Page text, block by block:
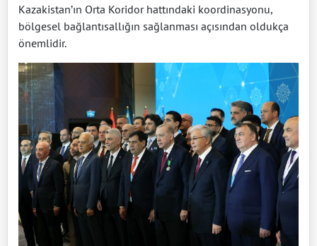
Kazakistan’ın Orta Koridor hattındaki koordinasyonu,
bölgesel bağlantısallığın sağlanması açısından oldukça
önemlidir.